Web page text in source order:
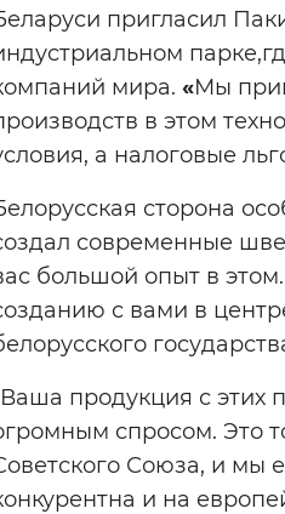
пригласил
мира. «Мы
в этом
а налоговые
сторона
современные
большой опыт в
с вами в
продукция с этих
спросом. Это
Союза, и мы
и на